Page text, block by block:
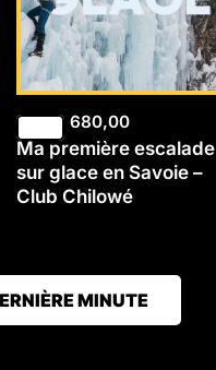
680,00
Ma première escalade
sur glace en Savoie –
Club Chilowé
MINUTE